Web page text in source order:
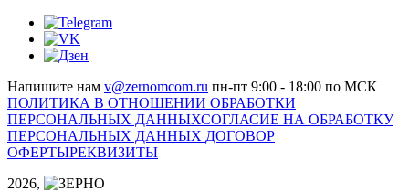
Напишите нам v@zernomcom.ru пн-пт 9:00 - 18:00 по МСК
ПОЛИТИКА В ОТНОШЕНИИ ОБРАБОТКИ
ПЕРСОНАЛЬНЫХ ДАННЫХСОГЛАСИЕ НА ОБРАБОТКУ
ПЕРСОНАЛЬНЫХ ДАННЫХ ДОГОВОР
ОФЕРТЫРЕКВИЗИТЫ
2026,